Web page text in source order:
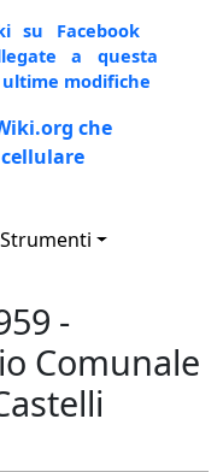
su Facebook
a questa
ultime modifiche
che
Strumenti
-
Comunale